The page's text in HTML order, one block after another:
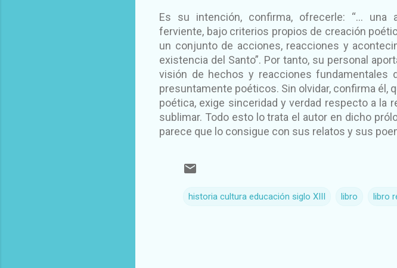
Es su intención, confirma, ofrecerle: “... una
ferviente, bajo criterios propios de creación
un conjunto de acciones, reacciones y
existencia del Santo”. Por tanto, su personal
visión de hechos y reacciones fundamentales
presuntamente poéticos. Sin olvidar, confirma él,
poética, exige sinceridad y verdad respecto a la
sublimar. Todo esto lo trata el autor en dicho
parece que lo consigue con sus relatos y sus
historia cultura educación siglo XIII libro libro